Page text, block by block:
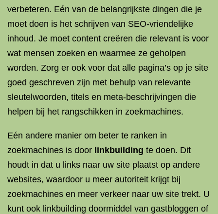
verbeteren. Eén van de belangrijkste dingen die je
moet doen is het schrijven van SEO-vriendelijke
inhoud. Je moet content creëren die relevant is voor
wat mensen zoeken en waarmee ze geholpen
worden. Zorg er ook voor dat alle pagina’s op je site
goed geschreven zijn met behulp van relevante
sleutelwoorden, titels en meta-beschrijvingen die
helpen bij het rangschikken in zoekmachines.
Eén andere manier om beter te ranken in
zoekmachines is door linkbuilding te doen. Dit
houdt in dat u links naar uw site plaatst op andere
websites, waardoor u meer autoriteit krijgt bij
zoekmachines en meer verkeer naar uw site trekt. U
kunt ook linkbuilding doormiddel van gastbloggen of